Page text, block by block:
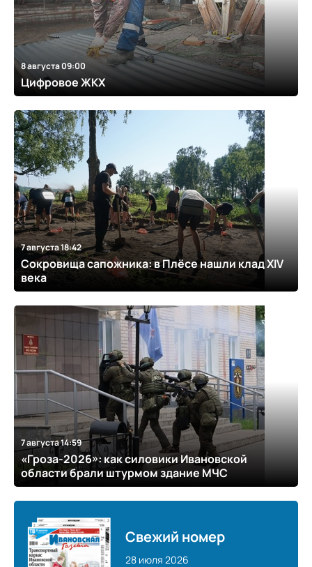
8 августа 09:00
Цифровое ЖКХ
7 августа 18:42
Сокровища сапожника: в Плёсе нашли клад XIV
века
7 августа 14:59
«Гроза-2026»: как силовики Ивановской
области брали штурмом здание МЧС
Свежий номер
28 июля 2026